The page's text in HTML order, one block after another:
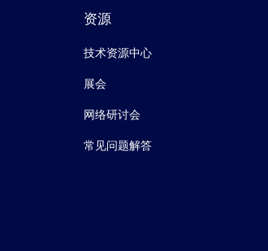
资源
技术资源中心
展会
网络研讨会
常见问题解答